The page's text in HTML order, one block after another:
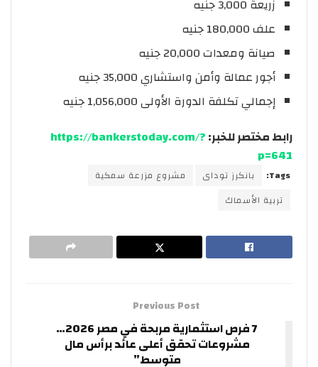
زريعة 3,000 جنيه
علف 180,000 جنيه
صيانة ومعدات 20,000 جنيه
أجور عمالة وأمن واستشاري 35,000 جنيه
إجمالي تكلفة الدورة الأولى 1,056,000 جنيه
رابط مختصر للخبر:https://bankerstoday.com/?
p=641
Tags: بانكرز توداى
مشروع مزرعة سمكية
تربية الأسماك
Previous Post
7 فرص استثمارية مربحة في مصر 2026…
مشروعات تحقق أعلى عائد برأس مال
متوسط”